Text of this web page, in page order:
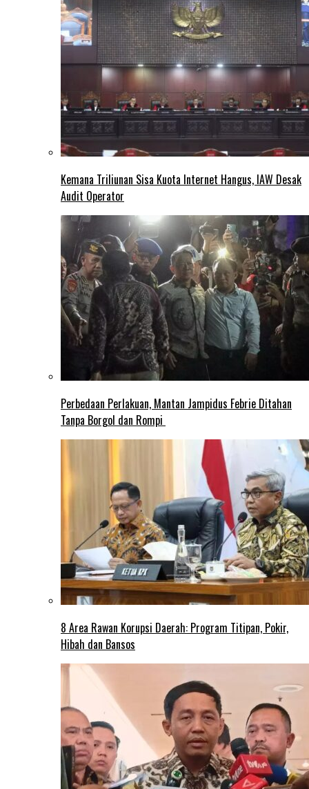
Kemana Triliunan Sisa Kuota Internet Hangus, IAW Desak
Audit Operator
Perbedaan Perlakuan, Mantan Jampidus Febrie Ditahan
Tanpa Borgol dan Rompi
8 Area Rawan Korupsi Daerah: Program Titipan, Pokir,
Hibah dan Bansos